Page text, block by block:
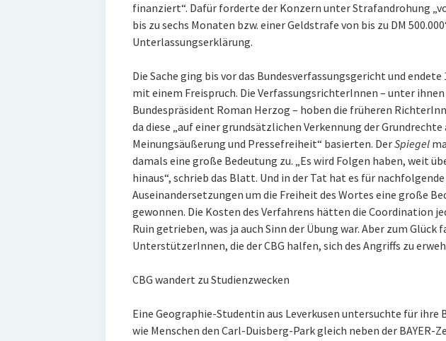
finanziert“. Dafür forderte der Konzern unter Strafandrohung
bis zu sechs Monaten bzw. einer Geldstrafe von bis zu DM
Unterlassungserklärung.
Die Sache ging bis vor das Bundesverfassungsgericht und
mit einem Freispruch. Die VerfassungsrichterInnen – unter
Bundespräsident Roman Herzog – hoben die früheren
da diese „auf einer grundsätzlichen Verkennung der Grundrechte
Meinungsäußerung und Pressefreiheit“ basierten. DerSpiegel
damals eine große Bedeutung zu. „Es wird Folgen haben, weit
hinaus“, schrieb das Blatt. Und in der Tat hat es für
Auseinandersetzungen um die Freiheit des Wortes eine große
gewonnen. Die Kosten des Verfahrens hätten die Coordination
Ruin getrieben, was ja auch Sinn der Übung war. Aber zum Glück
UnterstützerInnen, die der CBG halfen, sich des Angriffs zu
CBG wandert zu Studienzwecken
Eine Geographie-Studentin aus Leverkusen untersuchte für ihre
wie Menschen den Carl-Duisberg-Park gleich neben der BAYER-